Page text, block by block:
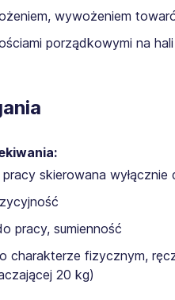
wywożeniem
porządkowymi na hali
skierowana
pracy, sumienność
charakterze fizycznym,
20 kg)